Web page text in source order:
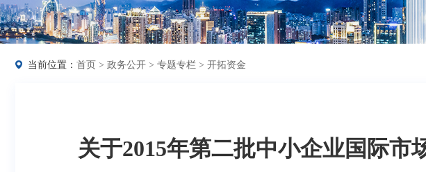
当前位置： 首页 > 政务公开 > 专题专栏 > 开拓资金
关于2015年第二批中小企业国际